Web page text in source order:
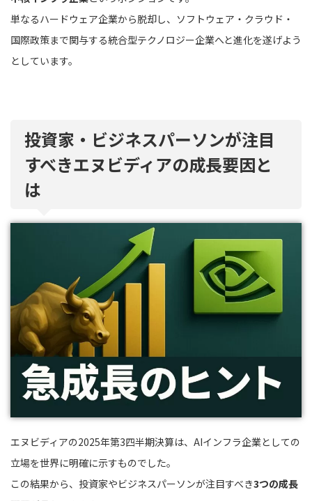
単なるハードウェア企業から脱却し、ソフトウェア・クラウド・
国際政策まで関与する統合型テクノロジー企業へと進化を遂げよう
としています。
投資家・ビジネスパーソンが注目
すべきエヌビディアの成長要因と
は
エヌビディアの2025年第3四半期決算は、AIインフラ企業としての
立場を世界に明確に示すものでした。
この結果から、投資家やビジネスパーソンが注目すべき3つの成長